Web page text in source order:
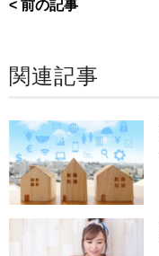
< 前の記事
関連記事